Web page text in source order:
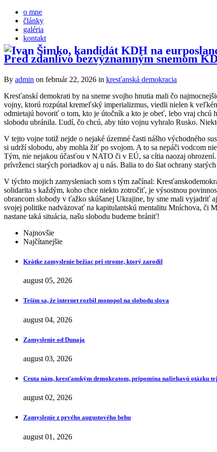
o mne
články
galéria
kontakt
Pred zdanlivo bezvýznamným snemom
By admin on február 22, 2026 in kresťanská demokracia
Kresťanskí demokrati by na sneme svojho hnutia mali čo
vojny, ktorú rozpútal kremeľský imperializmus, viedli nielen k
odmietajú hovoriť o tom, kto je útočník a kto je obeť, lebo vraj chcú
slobodu ubránila. Ľudí, čo chcú, aby túto vojnu vyhralo Rusko.
V tejto vojne totiž nejde o nejaké územné časti nášho východného
si udrží slobodu, aby mohla žiť po svojom. A to sa nepáči vodcom
Tým, nie nejakou účasťou v NATO či v EÚ, sa cítia naozaj
prívrženci starých poriadkov aj u nás. Balia to do šiat ochrany
V týchto mojich zamysleniach som s tým začínal:
solidarita s každým, koho chce niekto zotročiť, je výsostnou
obrancom slobody v ťažko skúšanej Ukrajine, by sme mali vyjadriť
svojej politike nadväzovať na kapitulantskú mentalitu Mníchova, či
nastane taká situácia, našu slobodu budeme brániť!
Najnovšie
Najčítanejšie
Krátke zamyslenie bežiac pri strome, ktorý zarodil
august 05, 2026
Teším sa, že internet rozbil monopol na slobodu slova
august 04, 2026
Zamyslenie od Dunaja
august 03, 2026
Ceuta nám, kresťanským demokratom, pripomína naliehavú otázku
august 02, 2026
Zamyslenie z prvého augustového behu
august 01, 2026